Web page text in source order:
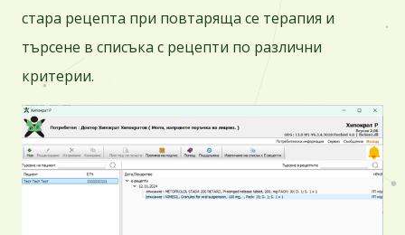
стара рецепта при повтаряща се терапия и
търсене в списъка с рецепти по различни
критерии.